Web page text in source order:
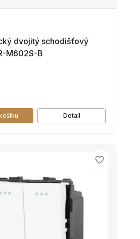
dvojitý schodišťový
M602S-B
Detail